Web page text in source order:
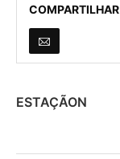
COMPARTILHAR
ESTAÇÃON